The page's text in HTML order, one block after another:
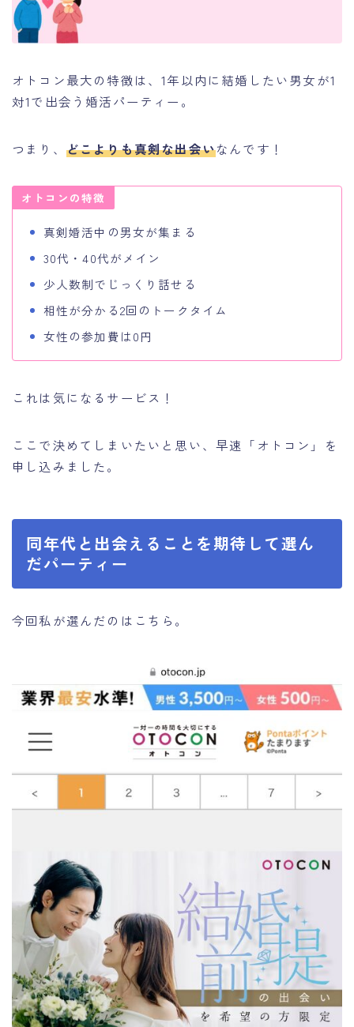
オトコン最大の特徴は、1年以内に結婚したい男女が1
対1で出会う婚活パーティー。
つまり、 どこよりも真剣な出会いなんです！
オトコンの特徴
真剣婚活中の男女が集まる
30代・40代がメイン
少人数制でじっくり話せる
相性が分かる2回のトークタイム
女性の参加費は0円
これは気になるサービス！
ここで決めてしまいたいと思い、早速「オトコン」を
申し込みました。
同年代と出会えることを期待して選ん
だパーティー
今回私が選んだのはこちら。